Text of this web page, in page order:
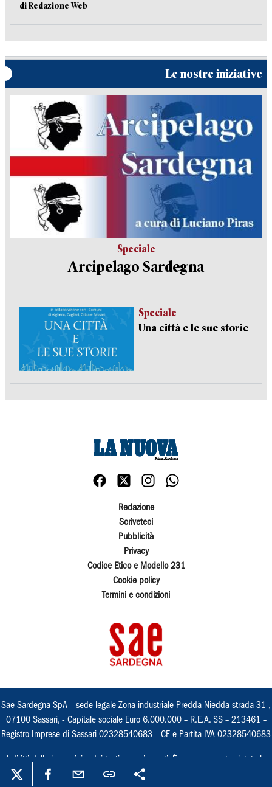
di Redazione Web
Le nostre iniziative
Speciale
Arcipelago Sardegna
Speciale
Una città e le sue storie
Redazione
Scriveteci
Pubblicità
Privacy
Codice Etico e Modello 231
Cookie policy
Termini e condizioni
Sae Sardegna SpA – sede legale Zona industriale Predda Niedda strada 31 ,
07100 Sassari, - Capitale sociale Euro 6.000.000 – R.E.A. SS – 213461 –
Registro Imprese di Sassari 02328540683 – CF e Partita IVA 02328540683
I diritti delle immagini e dei testi sono riservati. È espressamente vietata la
loro riproduzione con qualsiasi mezzo e l'adattamento totale o parziale.